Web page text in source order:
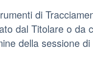
di
dal Titolare o da
della sessione di